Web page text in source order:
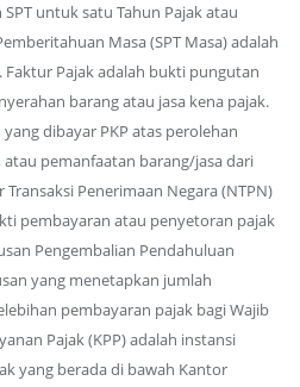
untuk satu Tahun Pajak atau
Masa (SPT Masa) adalah
Faktur Pajak adalah bukti pungutan
barang atau jasa kena pajak.
dibayar PKP atas perolehan
pemanfaatan barang/jasa dari
Penerimaan Negara (NTPN)
pembayaran atau penyetoran pajak
Pengembalian Pendahuluan
yang menetapkan jumlah
pembayaran pajak bagi Wajib
Pajak (KPP) adalah instansi
yang berada di bawah Kantor